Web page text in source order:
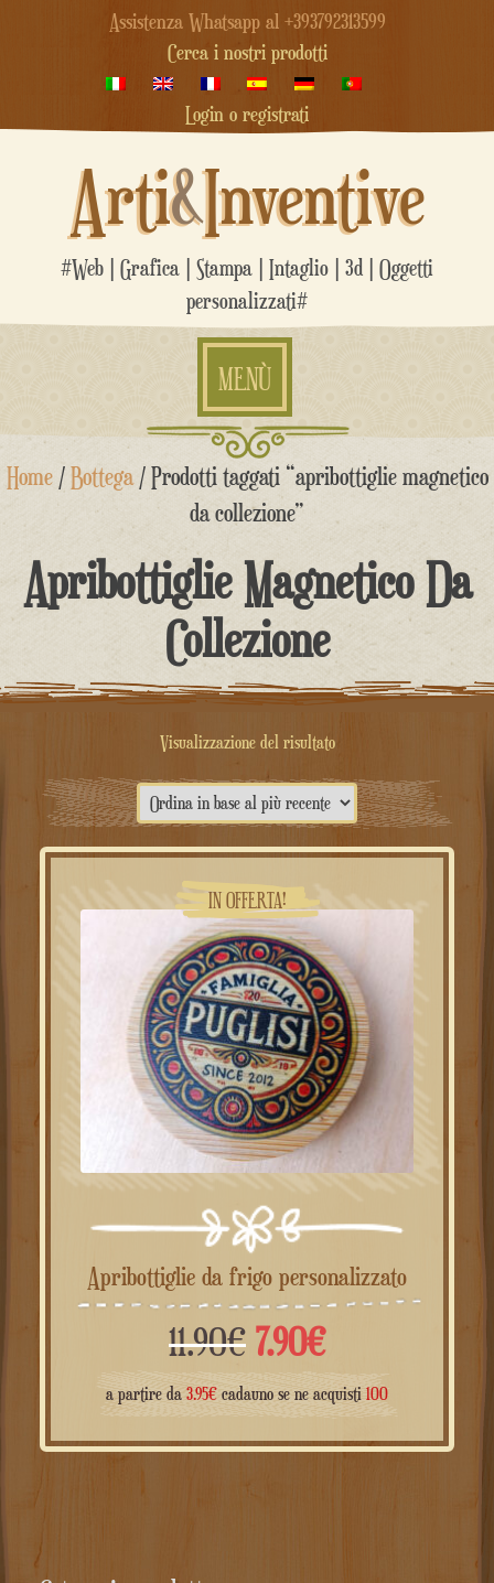
Assistenza Whatsapp al +393792313599
Cerca i nostri prodotti
Login o registrati
Arti&Inventive
#Web | Grafica | Stampa | Intaglio | 3d | Oggetti
personalizzati#
MENÙ
Salta
alHome/Bottega/ Prodotti taggati “apribottiglie magnetico
da collezione”
Apribottiglie Magnetico Da
Collezione
Visualizzazione del risultato
IN OFFERTA!
Apribottiglie da frigo personalizzato
11.90€ Il
prezzo
originale
7.90€Il
prezzo
attuale
a partire da 3.95€ cadauno se ne acquisti 100